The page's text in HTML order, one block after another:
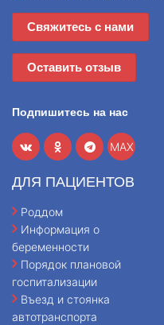
Свяжитесь с нами
Оставить отзыв
Подпишитесь на нас
MAX
ДЛЯ ПАЦИЕНТОВ
Роддом
Информация о
беременности
Порядок плановой
госпитализации
Въезд и стоянка
автотранспорта